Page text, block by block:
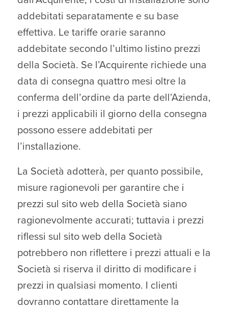
addebitati separatamente e su base
effettiva. Le tariffe orarie saranno
addebitate secondo l’ultimo listino prezzi
della Società. Se l’Acquirente richiede una
data di consegna quattro mesi oltre la
conferma dell’ordine da parte dell’Azienda,
i prezzi applicabili il giorno della consegna
possono essere addebitati per
l’installazione.
La Società adotterà, per quanto possibile,
misure ragionevoli per garantire che i
prezzi sul sito web della Società siano
ragionevolmente accurati; tuttavia i prezzi
riflessi sul sito web della Società
potrebbero non riflettere i prezzi attuali e la
Società si riserva il diritto di modificare i
prezzi in qualsiasi momento. I clienti
dovranno contattare direttamente la